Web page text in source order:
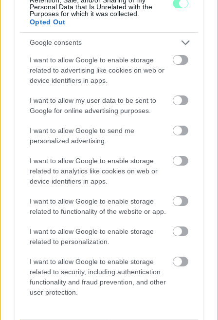
Personal Data that Is Unrelated with the
Purposes for which it was collected.
Opted Out
Google consents
I want to allow Google to enable storage
related to advertising like cookies on web or
device identifiers in apps.
I want to allow my user data to be sent to
Google for online advertising purposes.
I want to allow Google to send me
personalized advertising.
I want to allow Google to enable storage
related to analytics like cookies on web or
device identifiers in apps.
I want to allow Google to enable storage
related to functionality of the website or app.
I want to allow Google to enable storage
related to personalization.
I want to allow Google to enable storage
related to security, including authentication
functionality and fraud prevention, and other
user protection.
KICSERÉLTÉK A GYŐRI KÓRHÁZBAN
MEGHIBÁSODOTT TRANSZFORMÁTORT
Megkezdték az elhalasztott egészségügyi ellátásokat.